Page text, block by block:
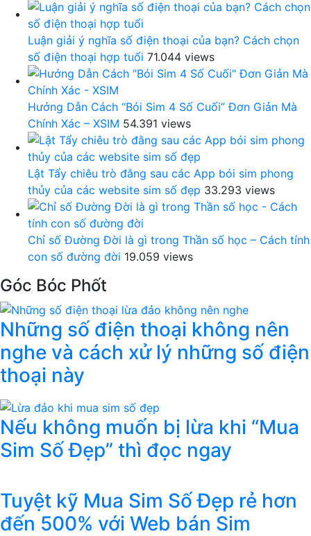
Luận giải ý nghĩa số điện thoại của bạn? Cách chọn
số điện thoại hợp tuổi 71.044 views
Hướng Dẫn Cách “Bói Sim 4 Số Cuối” Đơn Giản Mà
Chính Xác – XSIM 54.391 views
Lật Tẩy chiêu trò đằng sau các App bói sim phong
thủy của các website sim số đẹp 33.293 views
Chỉ số Đường Đời là gì trong Thần số học – Cách tính
con số đường đời 19.059 views
Góc Bóc Phốt
Những số điện thoại không nên
nghe và cách xử lý những số điện
thoại này
Nếu không muốn bị lừa khi “Mua
Sim Số Đẹp” thì đọc ngay
Tuyệt kỹ Mua Sim Số Đẹp rẻ hơn
đến 500% với Web bán Sim